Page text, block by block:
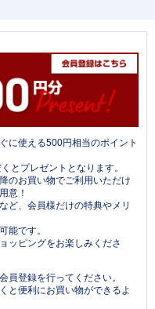
に使える500円相当のポイント
とプレゼントとなります。
のお買い物でご利用いただけ
意！
ど、会員様だけの特典やメリ
能です。
ッピングをお楽しみくださ
員登録を行ってください。
と便利にお買い物ができるよ